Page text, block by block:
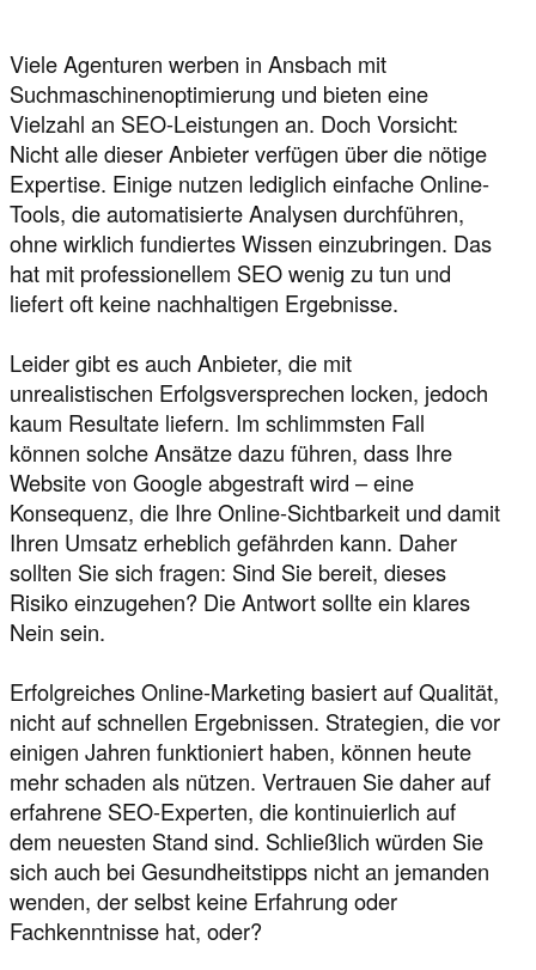
Viele Agenturen werben in Ansbach mit
Suchmaschinenoptimierung und bieten eine
Vielzahl an SEO-Leistungen an. Doch Vorsicht:
Nicht alle dieser Anbieter verfügen über die nötige
Expertise. Einige nutzen lediglich einfache Online-
Tools, die automatisierte Analysen durchführen,
ohne wirklich fundiertes Wissen einzubringen. Das
hat mit professionellem SEO wenig zu tun und
liefert oft keine nachhaltigen Ergebnisse.
Leider gibt es auch Anbieter, die mit
unrealistischen Erfolgsversprechen locken, jedoch
kaum Resultate liefern. Im schlimmsten Fall
können solche Ansätze dazu führen, dass Ihre
Website von Google abgestraft wird – eine
Konsequenz, die Ihre Online-Sichtbarkeit und damit
Ihren Umsatz erheblich gefährden kann. Daher
sollten Sie sich fragen: Sind Sie bereit, dieses
Risiko einzugehen? Die Antwort sollte ein klares
Nein sein.
Erfolgreiches Online-Marketing basiert auf Qualität,
nicht auf schnellen Ergebnissen. Strategien, die vor
einigen Jahren funktioniert haben, können heute
mehr schaden als nützen. Vertrauen Sie daher auf
erfahrene SEO-Experten, die kontinuierlich auf
dem neuesten Stand sind. Schließlich würden Sie
sich auch bei Gesundheitstipps nicht an jemanden
wenden, der selbst keine Erfahrung oder
Fachkenntnisse hat, oder?